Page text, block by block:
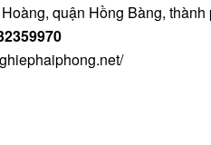
quận Hồng Bàng, thành